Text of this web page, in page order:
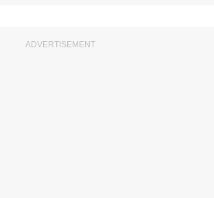
ADVERTISEMENT